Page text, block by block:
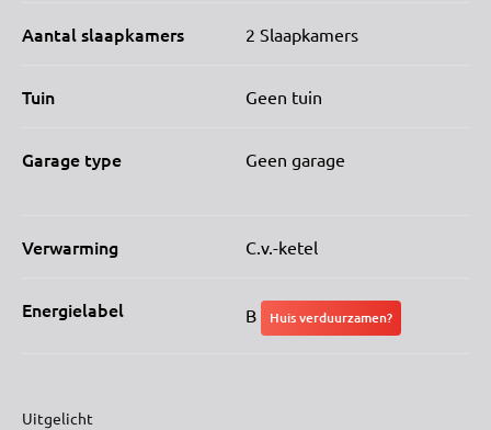
Aantal slaapkamers 2 Slaapkamers
Tuin Geen tuin
Garage type Geen garage
Verwarming C.v.-ketel
Energielabel B Huis verduurzamen?
Uitgelicht